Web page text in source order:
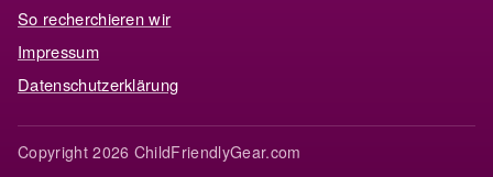
So recherchieren wir
Impressum
Datenschutzerklärung
Copyright 2026 ChildFriendlyGear.com